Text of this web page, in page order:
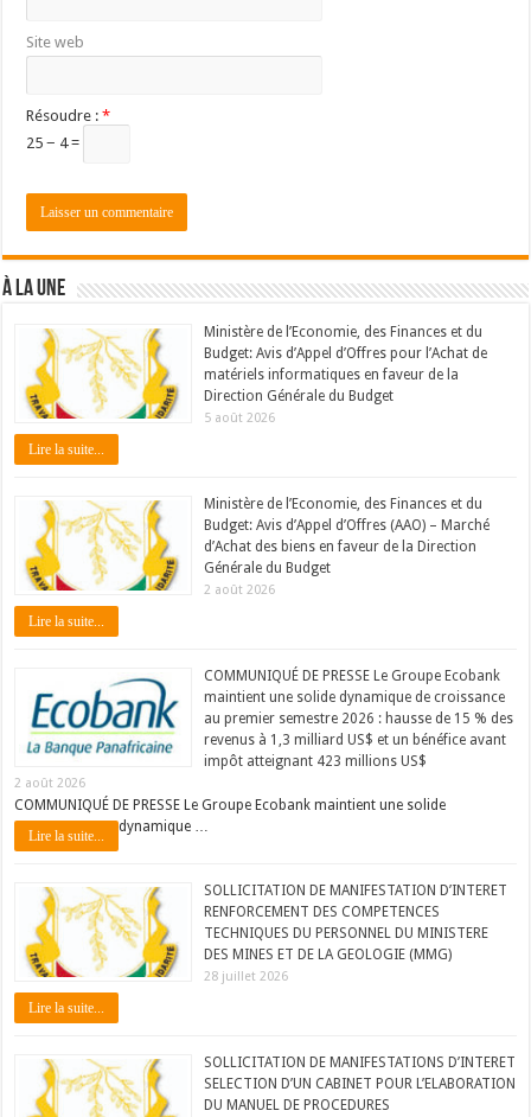
Site web
Résoudre :*
25 − 4 =
À LA UNE
Ministère de l’Economie, des Finances et du
Budget: Avis d’Appel d’Offres pour l’Achat de
matériels informatiques en faveur de la
Direction Générale du Budget
5 août 2026
Lire la suite...
Ministère de l’Economie, des Finances et du
Budget: Avis d’Appel d’Offres (AAO) – Marché
d’Achat des biens en faveur de la Direction
Générale du Budget
2 août 2026
Lire la suite...
COMMUNIQUÉ DE PRESSE Le Groupe Ecobank
maintient une solide dynamique de croissance
au premier semestre 2026 : hausse de 15 % des
revenus à 1,3 milliard US$ et un bénéfice avant
impôt atteignant 423 millions US$
2 août 2026
COMMUNIQUÉ DE PRESSE Le Groupe Ecobank maintient une solide
dynamique …
Lire la suite...
SOLLICITATION DE MANIFESTATION D’INTERET
RENFORCEMENT DES COMPETENCES
TECHNIQUES DU PERSONNEL DU MINISTERE
DES MINES ET DE LA GEOLOGIE (MMG)
28 juillet 2026
Lire la suite...
SOLLICITATION DE MANIFESTATIONS D’INTERET
SELECTION D’UN CABINET POUR L’ELABORATION
DU MANUEL DE PROCEDURES